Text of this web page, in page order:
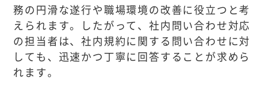
務の円滑な遂行や職場環境の改善に役立つと考
えられます。したがって、社内問い合わせ対応
の担当者は、社内規約に関する問い合わせに対
しても、迅速かつ丁寧に回答することが求めら
れます。